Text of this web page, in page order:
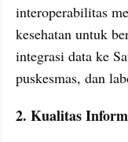
interoperabilitas
kesehatan untuk
integrasi data ke
puskesmas, dan
2. Kualitas